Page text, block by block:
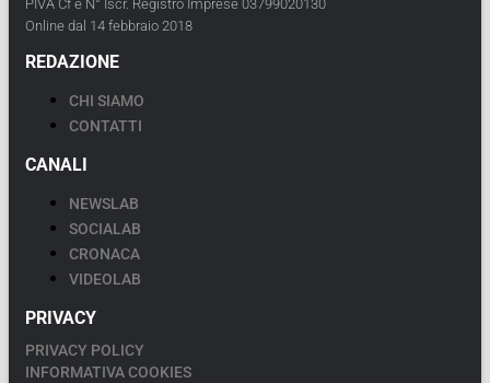
PIVA Cf e N° Iscr. Registro Imprese 03799020130
Online dal 14 febbraio 2018
REDAZIONE
CHI SIAMO
CONTATTI
CANALI
NEWSLAB
SOCIALAB
CRONACA
VIDEOLAB
PRIVACY
PRIVACY POLICY
INFORMATIVA COOKIES